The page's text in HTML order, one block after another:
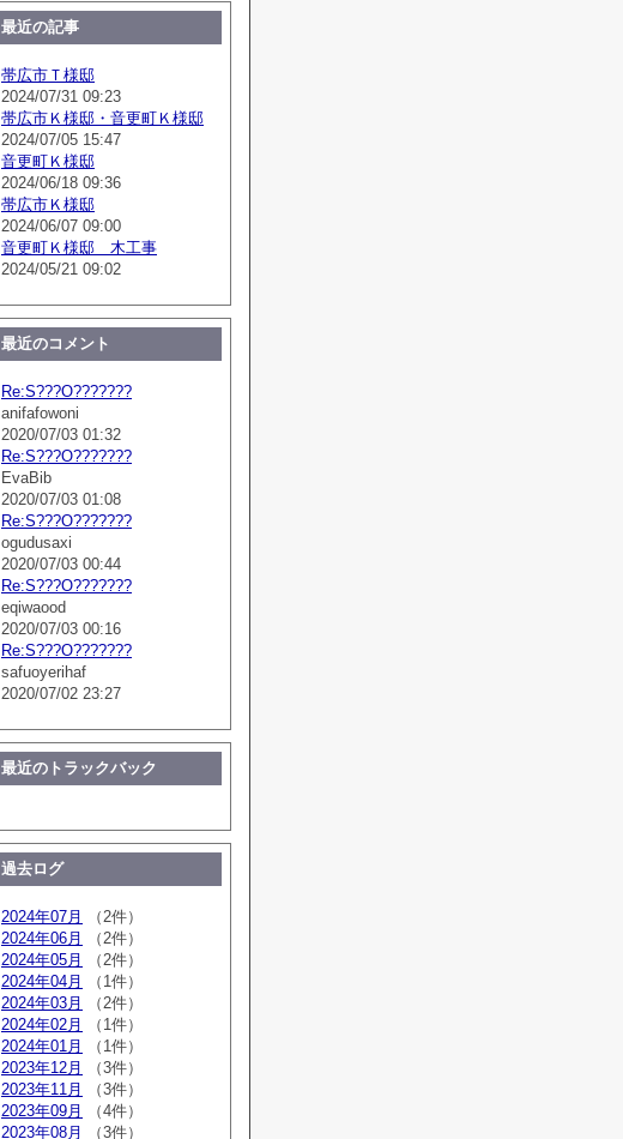
最近の記事
帯広市Ｔ様邸
2024/07/31 09:23
帯広市Ｋ様邸・音更町Ｋ様邸
2024/07/05 15:47
音更町Ｋ様邸
2024/06/18 09:36
帯広市Ｋ様邸
2024/06/07 09:00
音更町Ｋ様邸 木工事
2024/05/21 09:02
最近のコメント
Re:S???O???????
anifafowoni
2020/07/03 01:32
Re:S???O???????
EvaBib
2020/07/03 01:08
Re:S???O???????
ogudusaxi
2020/07/03 00:44
Re:S???O???????
eqiwaood
2020/07/03 00:16
Re:S???O???????
safuoyerihaf
2020/07/02 23:27
最近のトラックバック
過去ログ
2024年07月
（2件）
2024年06月
（2件）
2024年05月
（2件）
2024年04月
（1件）
2024年03月
（2件）
2024年02月
（1件）
2024年01月
（1件）
2023年12月
（3件）
2023年11月
（3件）
2023年09月
（4件）
2023年08月
（3件）